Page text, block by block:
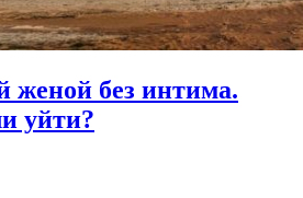
без интима.
уйти?